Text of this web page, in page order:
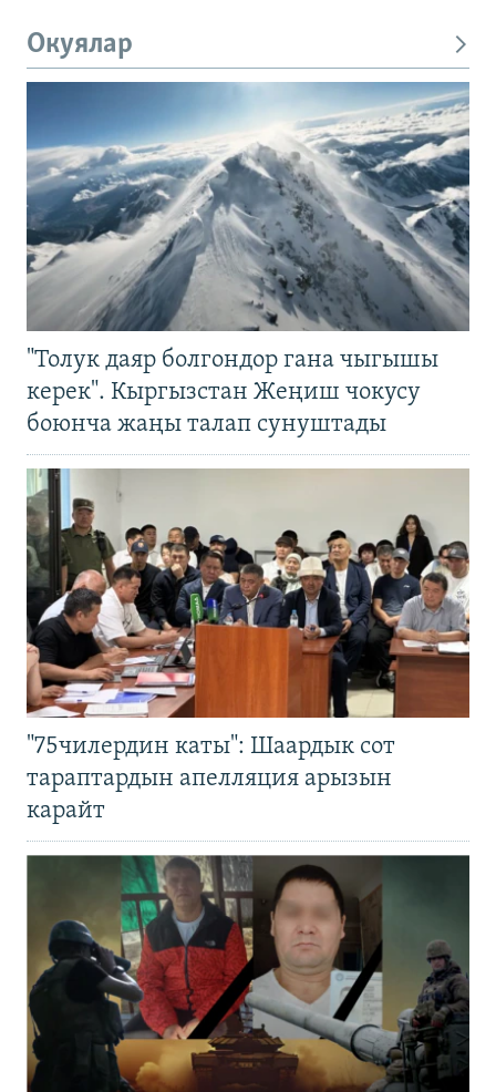
Окуялар
"Толук даяр болгондор гана чыгышы
керек". Кыргызстан Жеңиш чокусу
боюнча жаңы талап сунуштады
"75чилердин каты": Шаардык сот
тараптардын апелляция арызын
карайт